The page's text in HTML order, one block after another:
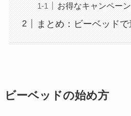
お得なキャンペー
まとめ：ビーベッド
ビーベッドの始め方